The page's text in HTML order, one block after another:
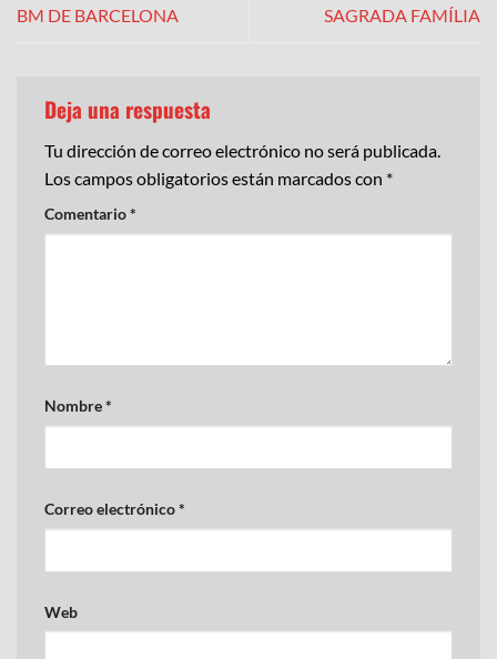
BM DE BARCELONA
SAGRADA FAMÍLIA
Deja una respuesta
Tu dirección de correo electrónico no será publicada.
Los campos obligatorios están marcados con *
Comentario*
Nombre*
Correo electrónico*
Web